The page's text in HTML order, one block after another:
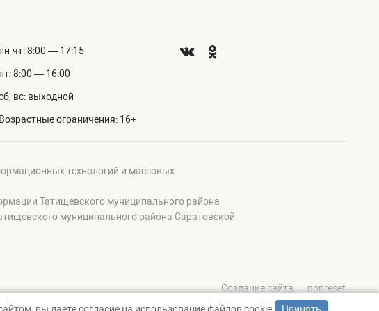
пн-чт: 8:00 — 17:15
пт: 8:00 — 16:00
вс: выходной
Возрастные ограничения: 16+
технологий и массовых
Татищевского муниципального района
муниципального района Саратовской
Создание сайта — nopreset
вы даете согласие на использование файлов cookie.